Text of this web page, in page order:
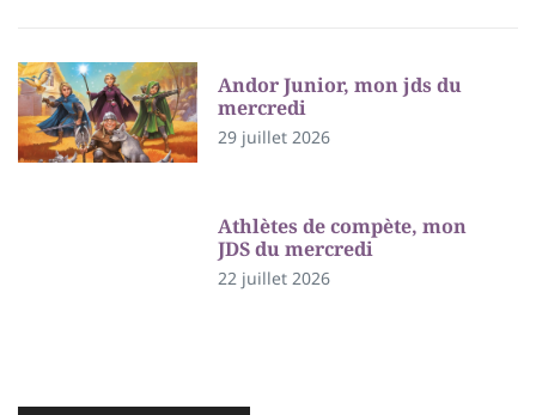
Andor Junior, mon jds du
mercredi
29 juillet 2026
Athlètes de compète, mon
JDS du mercredi
22 juillet 2026